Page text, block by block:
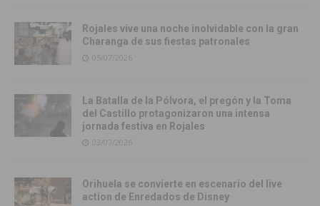
Rojales vive una noche inolvidable con la gran
Charanga de sus fiestas patronales
05/07/2026
La Batalla de la Pólvora, el pregón y la Toma
del Castillo protagonizaron una intensa
jornada festiva en Rojales
03/07/2026
Orihuela se convierte en escenario del live
action de Enredados de Disney